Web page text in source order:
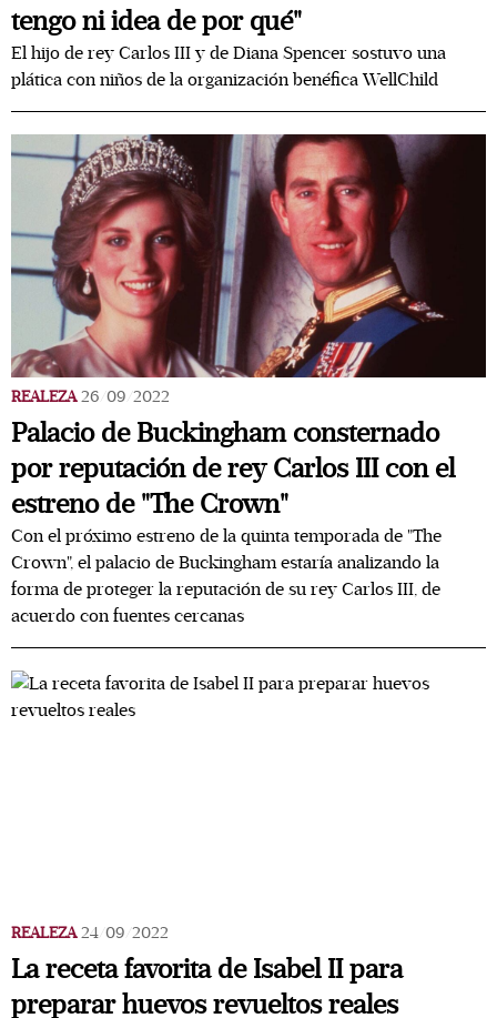
tengo ni idea de por qué"
El hijo de rey Carlos III y de Diana Spencer sostuvo una
plática con niños de la organización benéfica WellChild
REALEZA 26/09/2022
Palacio de Buckingham consternado
por reputación de rey Carlos III con el
estreno de "The Crown"
Con el próximo estreno de la quinta temporada de "The
Crown", el palacio de Buckingham estaría analizando la
forma de proteger la reputación de su rey Carlos III, de
acuerdo con fuentes cercanas
REALEZA 24/09/2022
La receta favorita de Isabel II para
preparar huevos revueltos reales